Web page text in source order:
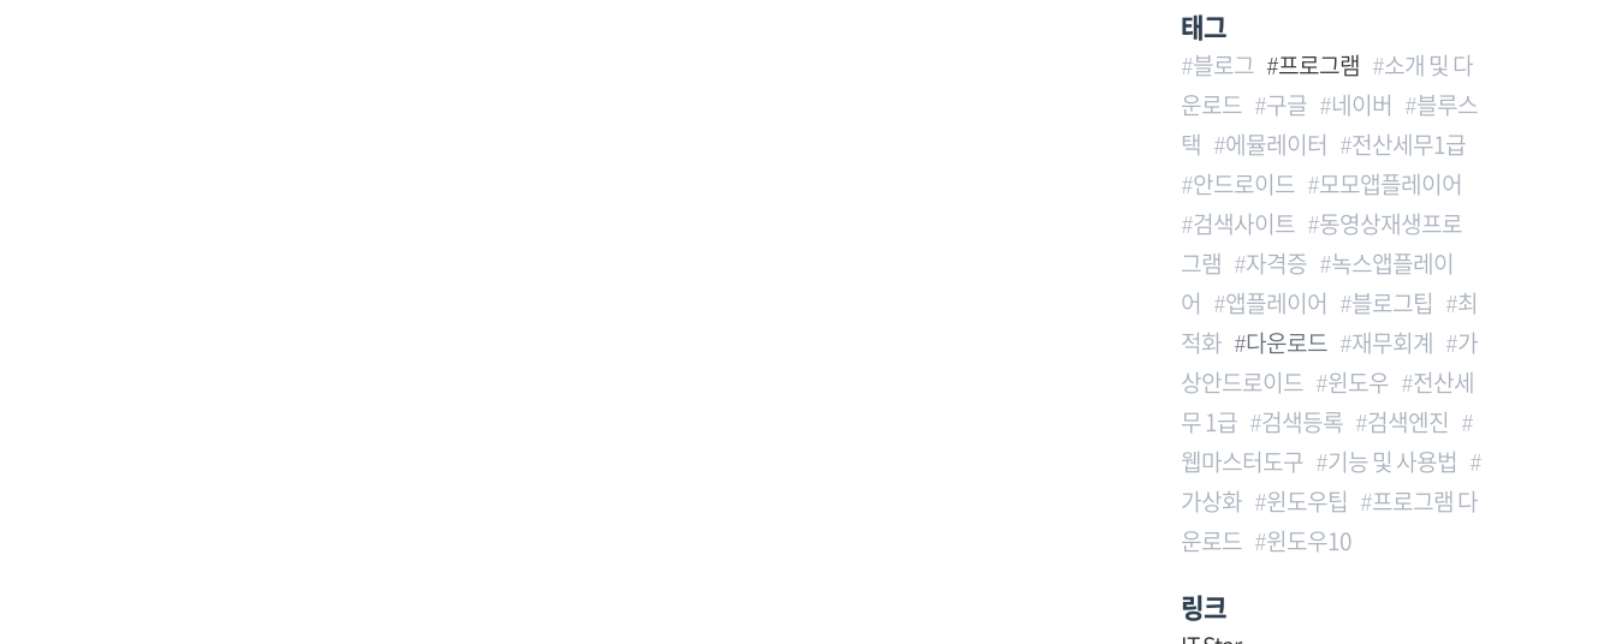
태그
블로그 프로그램
소개 및 다
운로드
구글 네이버
블루스
택
에뮬레이터
전산세무1급
안드로이드
모모앱플레이어
검색사이트
동영상재생프로
그램
자격증
녹스앱플레이
어
앱플레이어 블로그팁
최
적화
다운로드 재무회계
가
상안드로이드
윈도우
전산세
무 1급
검색등록
검색엔진
웹마스터도구
기능 및 사용법
가상화
윈도우팁
프로그램 다
운로드
윈도우10
링크